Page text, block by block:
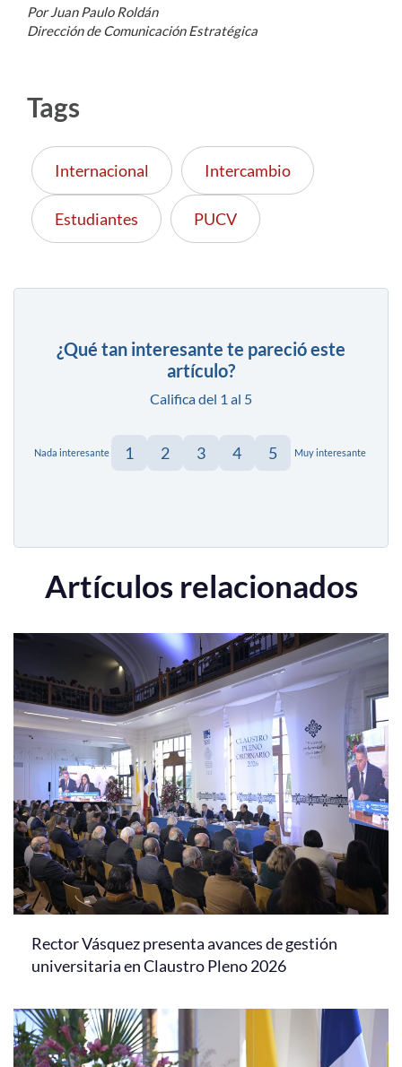
Por Juan Paulo Roldán
Dirección de Comunicación Estratégica
Tags
Internacional Intercambio
Estudiantes PUCV
¿Qué tan interesante te pareció este
artículo?
Califica del 1 al 5
Nada interesante 1 2 3 4 5 Muy interesante
Artículos relacionados
Rector Vásquez presenta avances de gestión
universitaria en Claustro Pleno 2026